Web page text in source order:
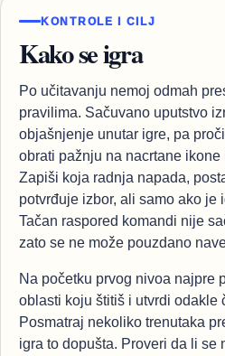
KONTROLE I CILJ
Kako se igra
Po učitavanju nemoj odmah
pravilima. Sačuvano uputstvo
objašnjenje unutar igre, pa
obrati pažnju na nacrtane ikone
Zapiši koja radnja napada,
potvrđuje izbor, ali samo ako je
Tačan raspored komandi nije
zato se ne može pouzdano
Na početku prvog nivoa najpre
oblasti koju štitiš i utvrdi odakle
Posmatraj nekoliko trenutaka
igra to dopušta. Proveri da li se